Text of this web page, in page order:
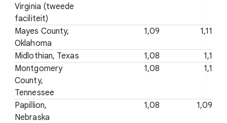
Virginia (tweede
faciliteit)
Mayes County,
Oklahoma
1,09 1,11
Midlothian, Texas 1,08
1,1
Montgomery
County,
Tennessee
1,08 1,1
Papillion,
Nebraska
1,08 1,09